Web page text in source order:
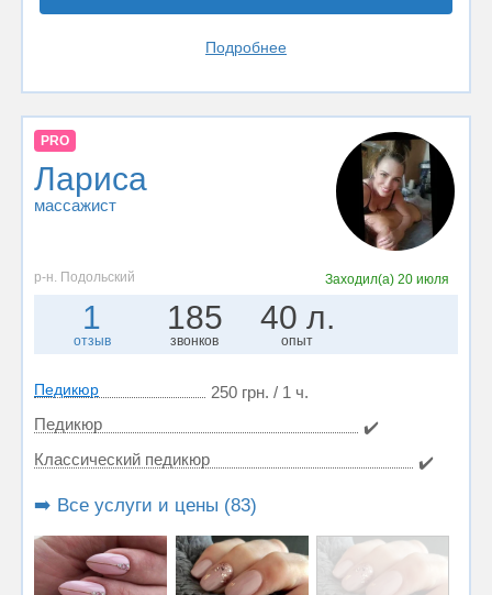
Подробнее
PRO
Лариса
массажист
р-н. Подольский Заходил(а)20 июля
1
отзыв
185
звонков
40 л.
опыт
Педикюр
250 грн. / 1 ч.
Педикюр
✔️
Классический педикюр
✔️
➡️ Все услуги и цены (83)